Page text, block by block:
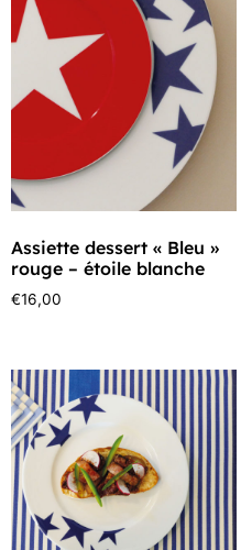
Assiette dessert « Bleu »
rouge – étoile blanche
€16,00